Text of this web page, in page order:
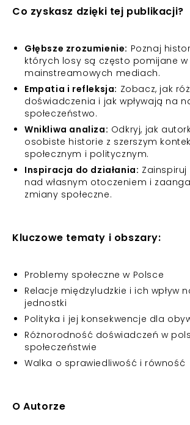
Co zyskasz dzięki tej publikacji?
Głębsze zrozumienie: Poznaj
których losy są często pomijane w
mainstreamowych mediach.
Empatia i refleksja: Zobacz, jak
doświadczenia i jak wpływają na
społeczeństwo.
Wnikliwa analiza: Odkryj, jak
osobiste historie z szerszym
społecznym i politycznym.
Inspiracja do działania:
nad własnym otoczeniem i
zmiany społeczne.
Kluczowe tematy i obszary:
Problemy społeczne w Polsce
Relacje międzyludzkie i ich wpływ
jednostki
Polityka i jej konsekwencje dla
Różnorodność doświadczeń w
społeczeństwie
Walka o sprawiedliwość i równość
O Autorze